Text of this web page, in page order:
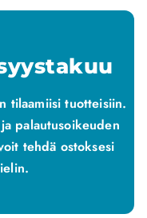
tilaamiisi tuotteisiin.
palautusoikeuden
tehdä ostoksesi